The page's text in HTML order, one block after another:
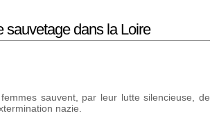
sauvetage dans la Loire
sauvent, par leur lutte silencieuse, de
nazie.